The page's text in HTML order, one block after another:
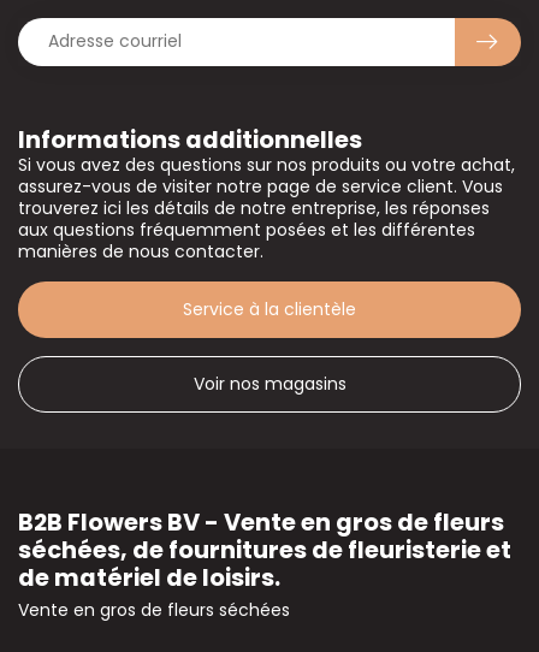
Informations additionnelles
Si vous avez des questions sur nos produits ou votre achat,
assurez-vous de visiter notre page de service client. Vous
trouverez ici les détails de notre entreprise, les réponses
aux questions fréquemment posées et les différentes
manières de nous contacter.
Service à la clientèle
Voir nos magasins
B2B Flowers BV - Vente en gros de fleurs
séchées, de fournitures de fleuristerie et
de matériel de loisirs.
Vente en gros de fleurs séchées